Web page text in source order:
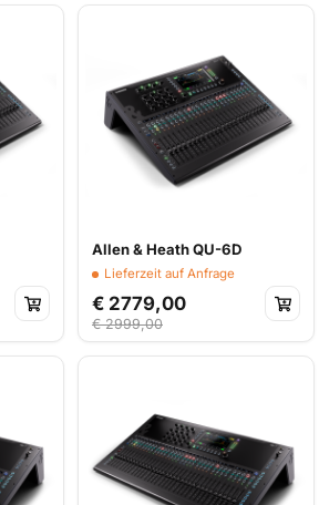
Allen & Heath QU-6D
Lieferzeit auf Anfrage
€ 2779,00
€ 2999,00